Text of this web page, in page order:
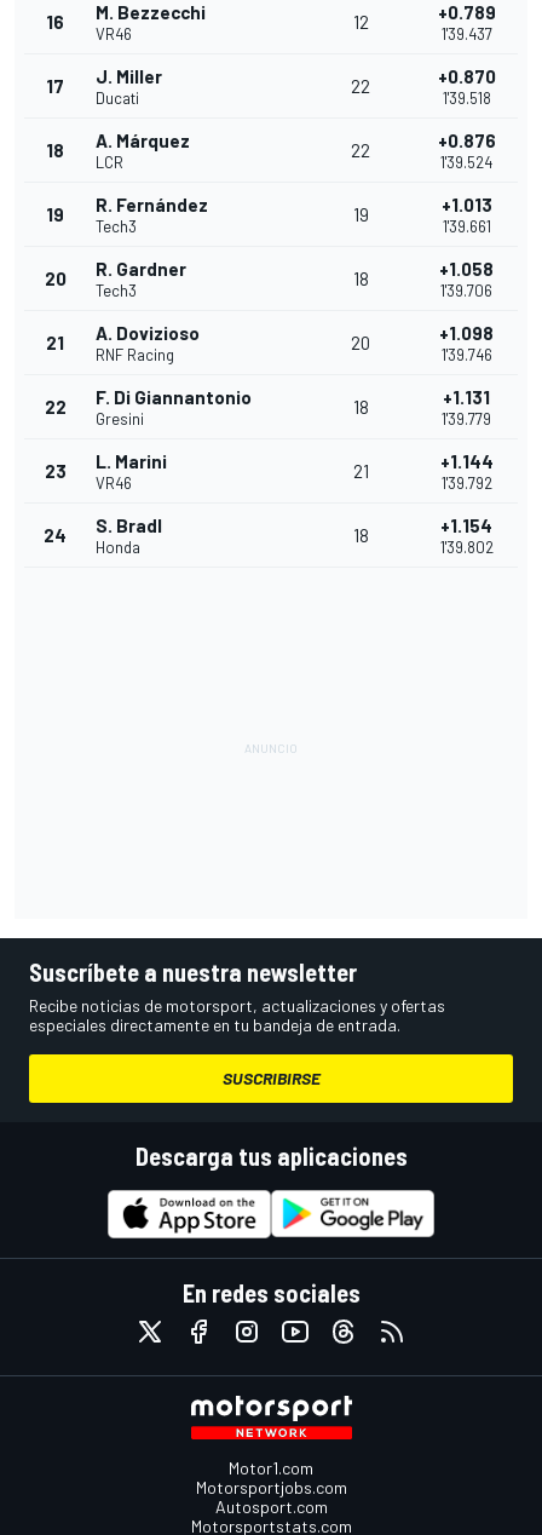
16 M. Bezzecchi
VR46
12 +0.789
1'39.437
17 J. Miller
Ducati
22 +0.870
1'39.518
18 A. Márquez
LCR
22 +0.876
1'39.524
19 R. Fernández
Tech3
19 +1.013
1'39.661
20 R. Gardner
Tech3
18 +1.058
1'39.706
21 A. Dovizioso
RNF Racing
20 +1.098
1'39.746
22 F. Di Giannantonio
Gresini
18 +1.131
1'39.779
23 L. Marini
VR46
21 +1.144
1'39.792
24 S. Bradl
Honda
18 +1.154
1'39.802
Suscríbete a nuestra newsletter
Recibe noticias de motorsport, actualizaciones y ofertas
especiales directamente en tu bandeja de entrada.
SUSCRIBIRSE
Descarga tus aplicaciones
En redes sociales
Motor1.com
Motorsportjobs.com
Autosport.com
Motorsportstats.com